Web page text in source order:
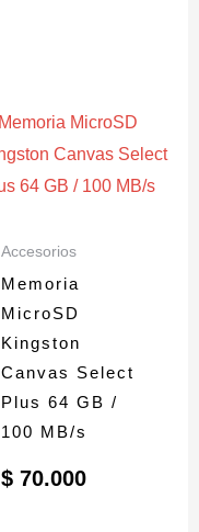
Accesorios
Memoria
MicroSD
Kingston
Canvas Select
Plus 64 GB /
100 MB/s
$ 70.000